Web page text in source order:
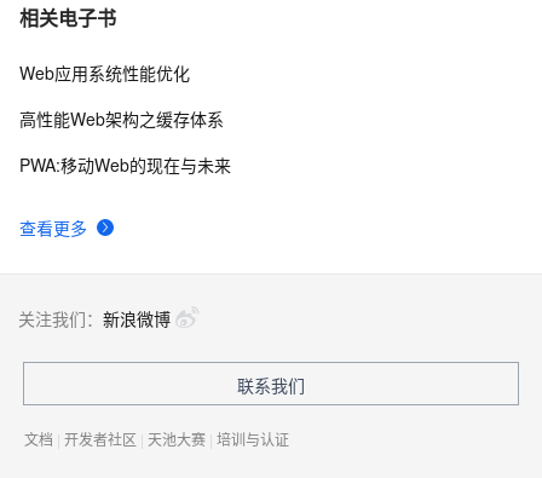
相关电子书
查看更多
Web应用系统性能优化
高性能Web架构之缓存体系
PWA:移动Web的现在与未来
关注我们： 新浪微博
联系我们
文档 | 开发者社区 | 天池大赛 | 培训与认证